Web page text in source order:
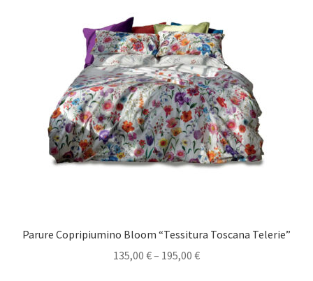
Parure Copripiumino Bloom “Tessitura Toscana Telerie”
135,00 €– 195,00 €